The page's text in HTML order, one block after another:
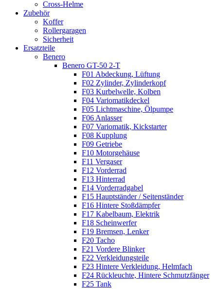
Cross-Helme
Zubehör
Koffer
Rollergaragen
Sicherheit
Ersatzteile
Benero
Benero GT-50 2-T
F01 Abdeckung, Lüftung
F02 Zylinder, Zylinderkopf
F03 Kurbelwelle, Kolben
F04 Variomatikdeckel
F05 Lichtmaschine, Ölpumpe
F06 Anlasser
F07 Variomatik, Kickstarter
F08 Kupplung
F09 Getriebe
F10 Motorgehäuse
F11 Vergaser
F12 Vorderrad
F13 Hinterrad
F14 Vorderradgabel
F15 Hauptständer / Seitenständer
F16 Hintere Stoßdämpfer
F17 Kabelbaum, Elektrik
F18 Scheinwerfer
F19 Bremsen, Lenker
F20 Tacho
F21 Vordere Blinker
F22 Verkleidungsteile
F23 Hintere Verkleidung, Helmfach
F24 Rückleuchte, Hintere Schmutzfänger
F25 Tank